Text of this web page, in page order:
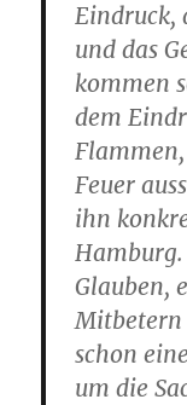
Eindruck,
und das
kommen
dem
Feuer
ihn
Glauben,
Mitbetern
schon
um die